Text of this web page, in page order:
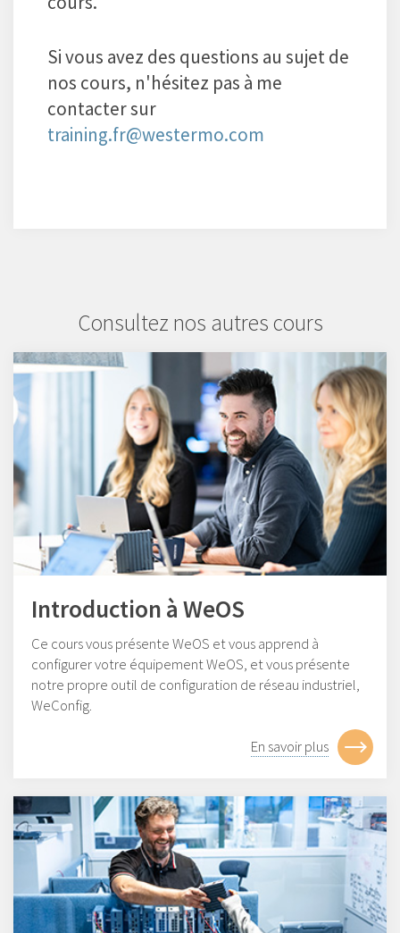
Si vous avez des questions au sujet de
nos cours, n'hésitez pas à me
contacter sur
training.fr@westermo.com
Consultez nos autres cours
Introduction à WeOS
Ce cours vous présente WeOS et vous apprend à
configurer votre équipement WeOS, et vous présente
notre propre outil de configuration de réseau industriel,
WeConfig.
En savoir plus